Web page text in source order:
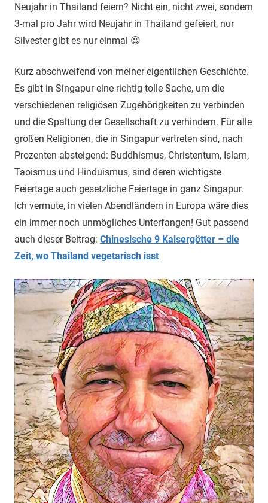
Neujahr in Thailand feiern? Nicht ein, nicht zwei, sondern
3-mal pro Jahr wird Neujahr in Thailand gefeiert, nur
Silvester gibt es nur einmal 😉
Kurz abschweifend von meiner eigentlichen Geschichte.
Es gibt in Singapur eine richtig tolle Sache, um die
verschiedenen religiösen Zugehörigkeiten zu verbinden
und die Spaltung der Gesellschaft zu verhindern. Für alle
großen Religionen, die in Singapur vertreten sind, nach
Prozenten absteigend: Buddhismus, Christentum, Islam,
Taoismus und Hinduismus, sind deren wichtigste
Feiertage auch gesetzliche Feiertage in ganz Singapur.
Ich vermute, in vielen Abendländern in Europa wäre dies
ein immer noch unmögliches Unterfangen! Gut passend
auch dieser Beitrag: Chinesische 9 Kaisergötter – die
Zeit, wo Thailand vegetarisch isst